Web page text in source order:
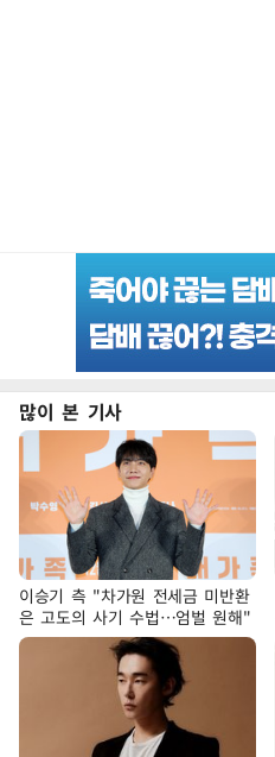
많이 본 기사
이승기 측 "차가원 전세금 미반환
은 고도의 사기 수법…엄벌 원해"